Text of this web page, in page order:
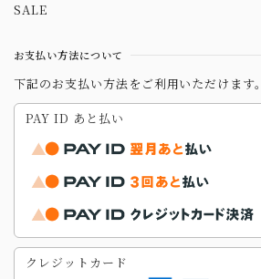
SALE
お支払い方法について
下記のお支払い方法をご利用いただけます。
PAY ID あと払い
クレジットカード